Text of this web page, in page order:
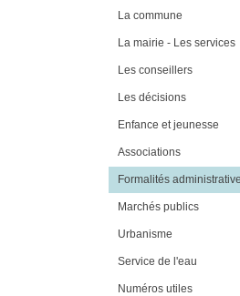
La commune
La mairie - Les services
Les conseillers
Les décisions
Enfance et jeunesse
Associations
Formalités
Marchés publics
Urbanisme
Service de l'eau
Numéros utiles